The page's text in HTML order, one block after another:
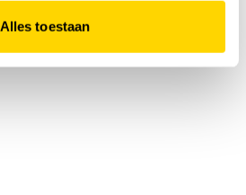
Alles toestaan